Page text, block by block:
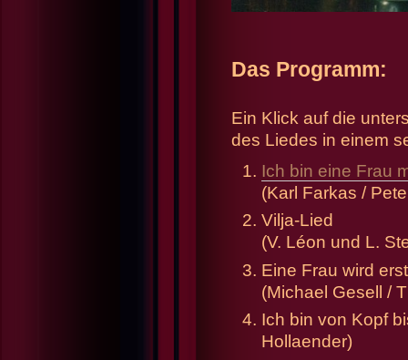
Das Programm:
Ein Klick auf die
des Liedes in einem
Ich bin eine Frau
(Karl Farkas /
Vilja-Lied
(V. Léon und L.
Eine Frau wird
(Michael Gesell /
Ich bin von Kopf
Hollaender)